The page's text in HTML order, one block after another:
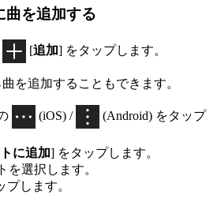
曲を追加する
[追加] をタップします。
を追加することもできます。
(iOS) /
(Android) をタップ
に追加] をタップします。
を選択します。
プします。